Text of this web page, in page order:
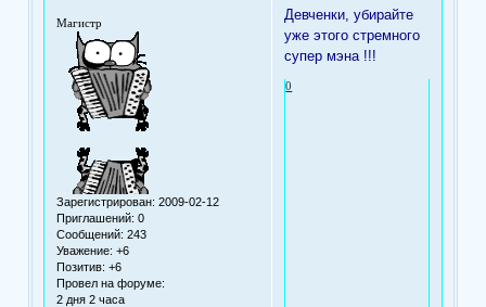
Магистр
Зарегистрирован: 2009-02-12
Приглашений: 0
Сообщений: 243
Уважение: +6
Позитив: +6
Провел на форуме:
2 дня 2 часа
Девченки, убирайте
уже этого стремного
супер мэна !!!
0